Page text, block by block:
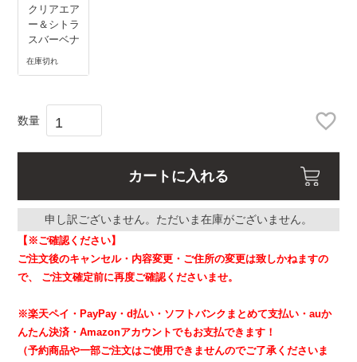
クリアエア
ー＆シトラ
スバーベナ
在庫切れ
カートに入れる
申し訳ございません。ただいま在庫がございません。
【※ご確認ください】
ご注文後のキャンセル・内容変更・ご住所の変更は致しかねますの
で、
ご注文確定前に再度ご確認くださいませ。
※楽天ペイ・PayPay・d払い・ソフトバンクまとめて支払い・auか
んたん決済・Amazonアカウントでもお支払できます！
（予約商品や一部ご注文はご使用できませんのでご了承くださいま